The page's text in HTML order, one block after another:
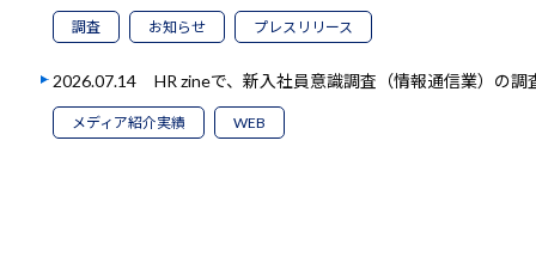
調査 お知らせ プレスリリース
2026.07.14 HR zineで、新入社員意識調査（情報通信業）の
メディア紹介実績 WEB